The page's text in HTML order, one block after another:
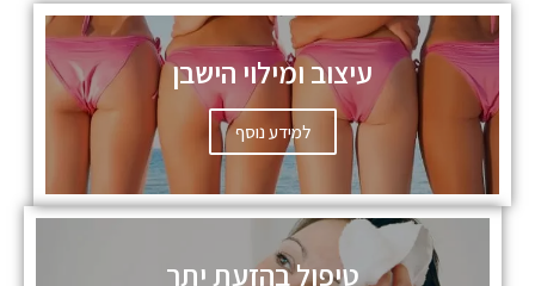
עיצוב ומילוי הישבן
למידע נוסף
טיפול בהזעת יתר